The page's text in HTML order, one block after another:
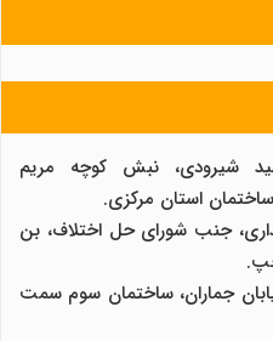
خیابان شهید شیرودی، نبش کوچه مریم
استان مرکزی.
فرمانداری، جنب شورای حل اختلاف، بن
جماران، ساختمان سوم سمت